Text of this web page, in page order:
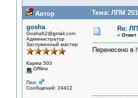
Автор
Тема: ЛПМ
gosha
Gosha62@gmail.com
Администратор
Заслуженный мастер
Карма 503
Offline
Пол:
Сообщений: 24412
Re:
« Ответ
Перенесено в